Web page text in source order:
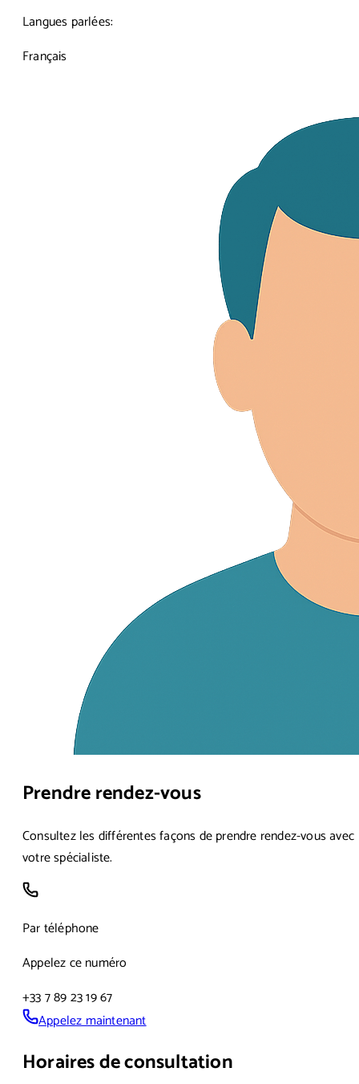
Langues parlées:
Français
Prendre rendez-vous
Consultez les différentes façons de prendre rendez-vous avec
votre spécialiste.
Par téléphone
Appelez ce numéro
+33 7 89 23 19 67
Appelez maintenant
Horaires de consultation